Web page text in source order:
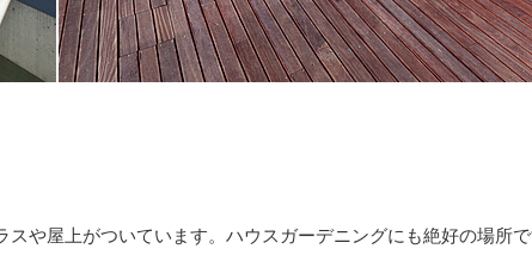
や屋上がついています。ハウスガーデニングにも絶好の場所